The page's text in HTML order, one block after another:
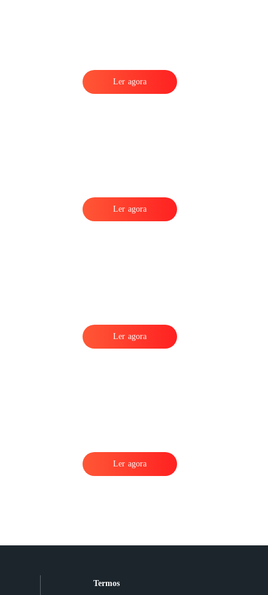
Ler agora
Ler agora
Ler agora
Ler agora
Termos